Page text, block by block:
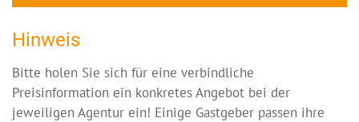
Hinweis
Bitte holen Sie sich für eine verbindliche
Preisinformation ein konkretes Angebot bei der
jeweiligen Agentur ein! Einige Gastgeber passen ihre